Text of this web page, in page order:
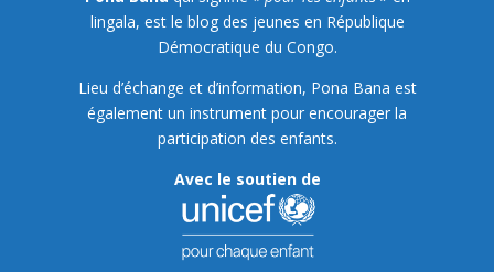
lingala, est le blog des jeunes en République
Démocratique du Congo.
Lieu d’échange et d’information, Pona Bana est
également un instrument pour encourager la
participation des enfants.
Avec le soutien de